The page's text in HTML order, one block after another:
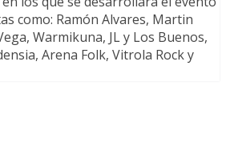
como: Ramón Alvares, Martin
Warmikuna, JL y Los Buenos,
Arena Folk, Vitrola Rock y